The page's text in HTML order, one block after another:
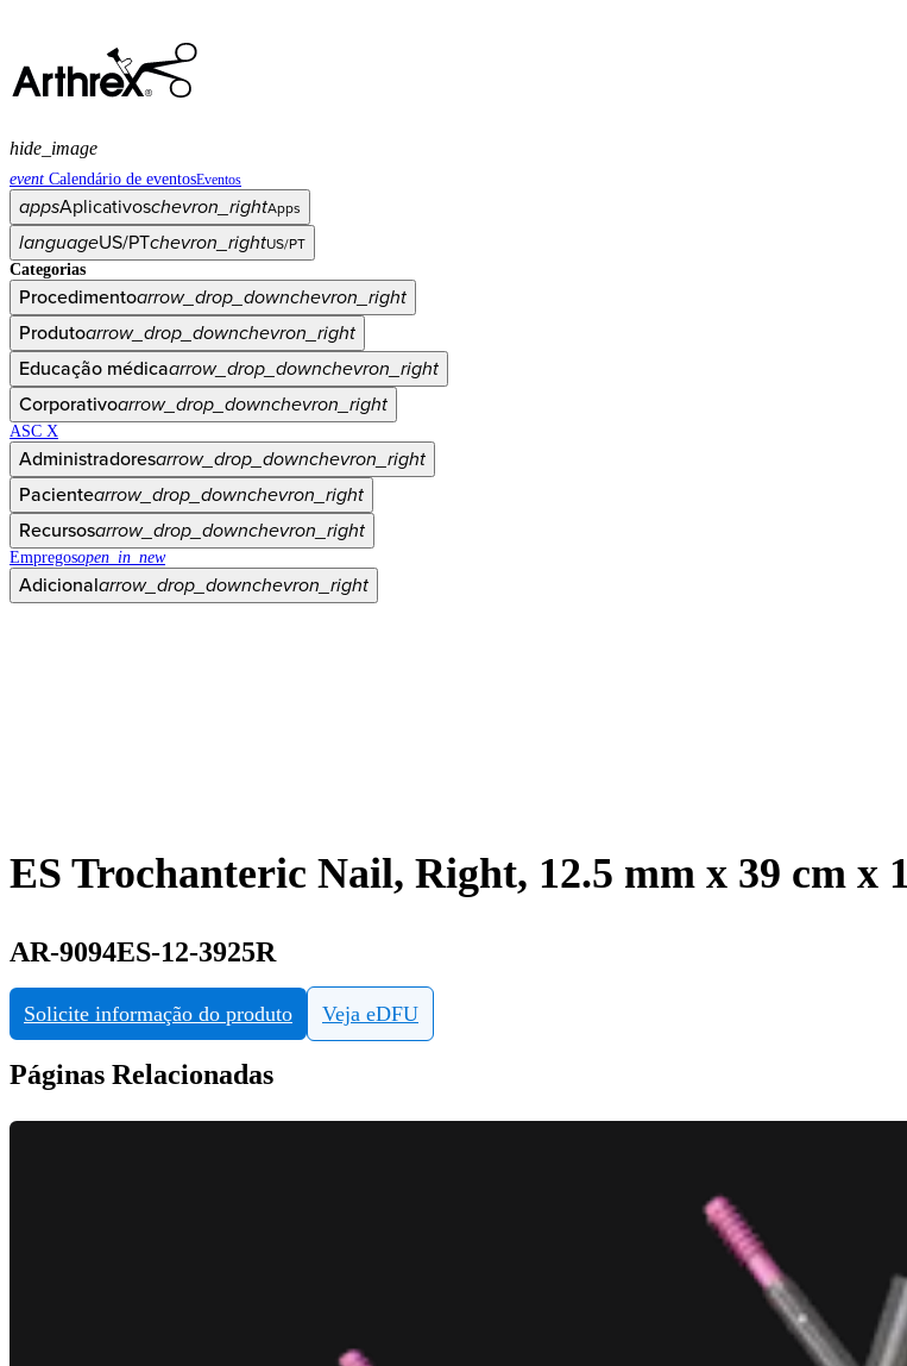
event Calendário de eventosEventos
appsAplicativoschevron_rightApps
languageUS/PTchevron_rightUS/PT
Categorias
Procedimentoarrow_drop_downchevron_right
Produtoarrow_drop_downchevron_right
Educação médicaarrow_drop_downchevron_right
Corporativoarrow_drop_downchevron_right
ASC X
Administradoresarrow_drop_downchevron_right
Pacientearrow_drop_downchevron_right
Recursosarrow_drop_downchevron_right
Empregosopen_in_new
Adicionalarrow_drop_downchevron_right
hide_image
ES Trochanteric Nail, Right, 12.5 mm x 39 cm x
AR-9094ES-12-3925R
Solicite informação do produto Veja eDFU
Páginas Relacionadas